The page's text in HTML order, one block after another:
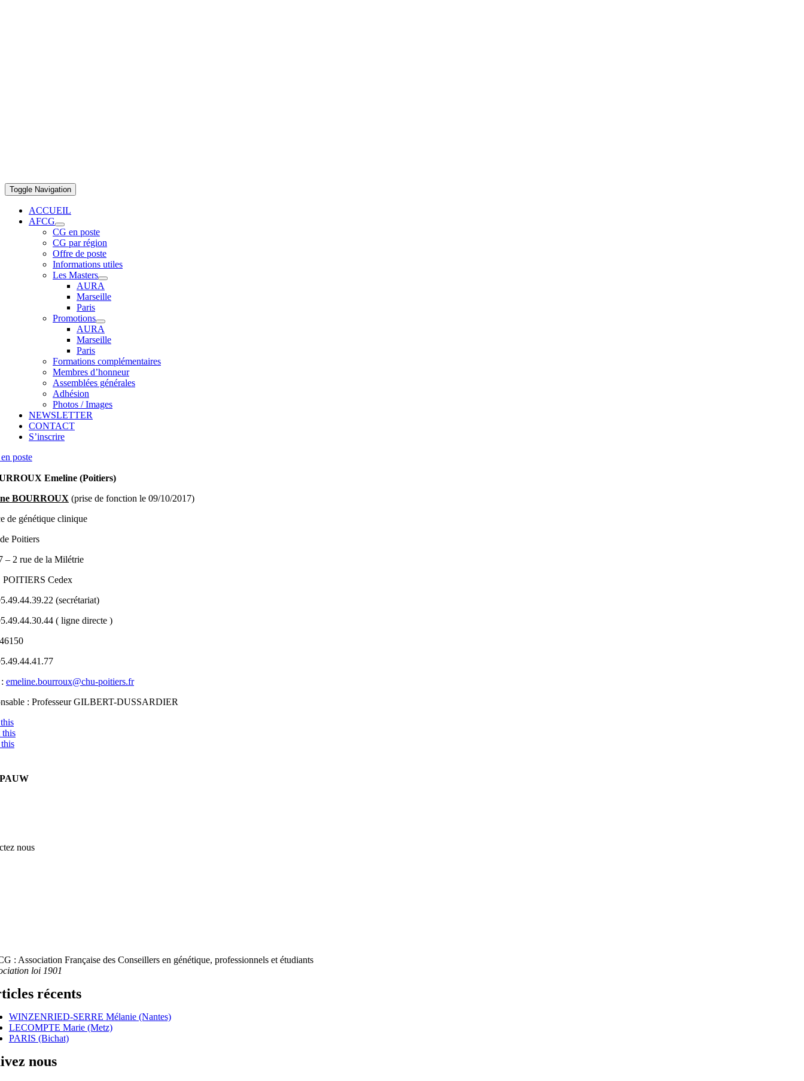
Toggle Navigation
ACCUEIL
AFCG
CG en poste
CG par région
Offre de poste
Informations utiles
Les Masters
AURA
Marseille
Paris
Promotions
AURA
Marseille
Paris
Formations complémentaires
Membres d’honneur
Assemblées générales
Adhésion
Photos / Images
NEWSLETTER
CONTACT
S’inscrire
poste
Emeline (Poitiers)
BOURROUX (prise de fonction le 09/10/2017)
de génétique clinique
Poitiers
– 2 rue de la Milétrie
POITIERS Cedex
(secrétariat)
( ligne directe )
emeline.bourroux@chu-poitiers.fr
: Professeur GILBERT-DUSSARDIER
this
nous
: Association Française des Conseillers en génétique, professionnels et étudiants
loi 1901
récents
WINZENRIED-SERRE Mélanie (Nantes)
LECOMPTE Marie (Metz)
PARIS (Bichat)
nous